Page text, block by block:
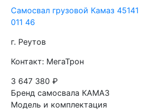
Самосвал грузовой Камаз 45141
011 46
г. Реутов
Контакт: МегаТрон
3 647 380₽
Бренд самосвала КАМАЗ
Модель и комплектация